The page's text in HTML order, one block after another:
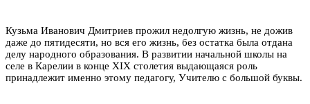
Кузьма Иванович Дмитриев прожил недолгую жизнь, не дожив
даже до пятидесяти, но вся его жизнь, без остатка была отдана
делу народного образования. В развитии начальной школы на
селе в Карелии в конце XIX столетия выдающаяся роль
принадлежит именно этому педагогу, Учителю с большой буквы.